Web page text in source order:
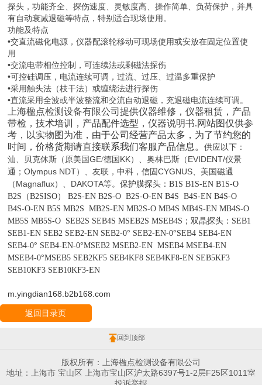
探头，功能齐全、探伤速度、灵敏度高、操作简单、负荷保护，并具
有自动衰减退磁等特点，特别适合现场使用。
功能及特点
•交直流磁化电源，仪器配滚轮移动可现场使用或安放在固定位置使
用
•交流电带相位控制，可连续法或剩磁法探伤
•可控硅调压，电流连续可调，过流、过压、过温多重保护
•采用触头法（枝干法）或缠绕法进行探伤
•直流采用全波或半波整流和交流自动退磁，充退磁电流连续可调。
上海楹点检测设备有限公司提供仪器维修，仪器租赁， 产品
带检 ，技术培训，产品配件选型 ，仪器说明书.网站图仅供参
考，以实物图为准， 由于公司经营产品太多，为了节约您的
时间，价格货期请直接联系我们客服产品信息。供应 以下：
汕、
贝克休斯（原 美国GE/德国KK） 、奥林巴斯（EVIDENT/仪景
通 ；Olympus NDT）、友联，中科，信固CYGNUS
美国磁通
（Magnaflux）、 DAKOTA等。保护膜探头：B1S B1S-EN B1S-O
B2S （B2SISO）
B2S-EN B2S-O B2S-O-EN B4S B4S-EN B4S-O
B4S-O-EN B5S MB2S MB2S-EN MB2S-O MB4S MB4S-EN MB4S-O
MB5S MB5S-O SEB2S SEB4S MSEB2S MSEB4S； 双晶探头： SEB1
SEB1-EN SEB2 SEB2-EN SEB2-0° SEB2-EN-0°SEB4 SEB4-EN
SEB4-0° SEB4-EN-0°MSEB2 MSEB2-EN MSEB4 MSEB4-EN
MSEB4-0°MSEB5 SEB2KF5 SEB4KF8 SEB4KF8-EN SEB5KF3
SEB10KF3 SEB10KF3-EN
m.yingdian168.b2b168.com
返回目录页
回到顶部
版权所有：上海楹点检测设备有限公司
地址：上海市 宝山区 上海市宝山区沪太路6397号1-2层F25区1011室
投诉举报